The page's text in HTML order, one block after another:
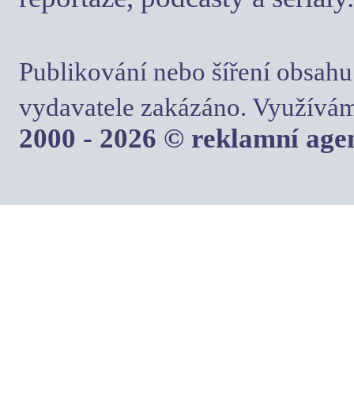
Publikování nebo šíření
vydavatele zakázáno.
2000 - 2026 © reklamní